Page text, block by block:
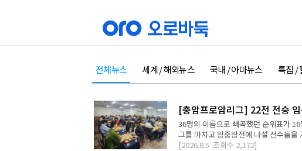
전체뉴스 세계 / 해외뉴스 국내 / 아마뉴스 특집 /
[충암프로암리그] 22전 전승
36명의 이름으로 빼곡했던 순위표가
그를 마치고 왕중왕전에 나설 선수들을
[2026.8.5 조회수 2,172]